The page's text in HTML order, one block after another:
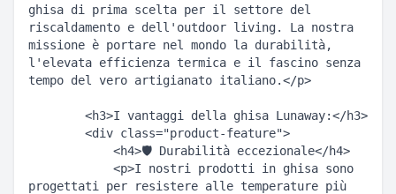
ghisa di prima scelta per il settore del
riscaldamento e dell'outdoor living. La nostra
missione è portare nel mondo la durabilità,
l'elevata efficienza termica e il fascino senza
tempo del vero artigianato italiano.</p>
progettati per resistere alle temperature più